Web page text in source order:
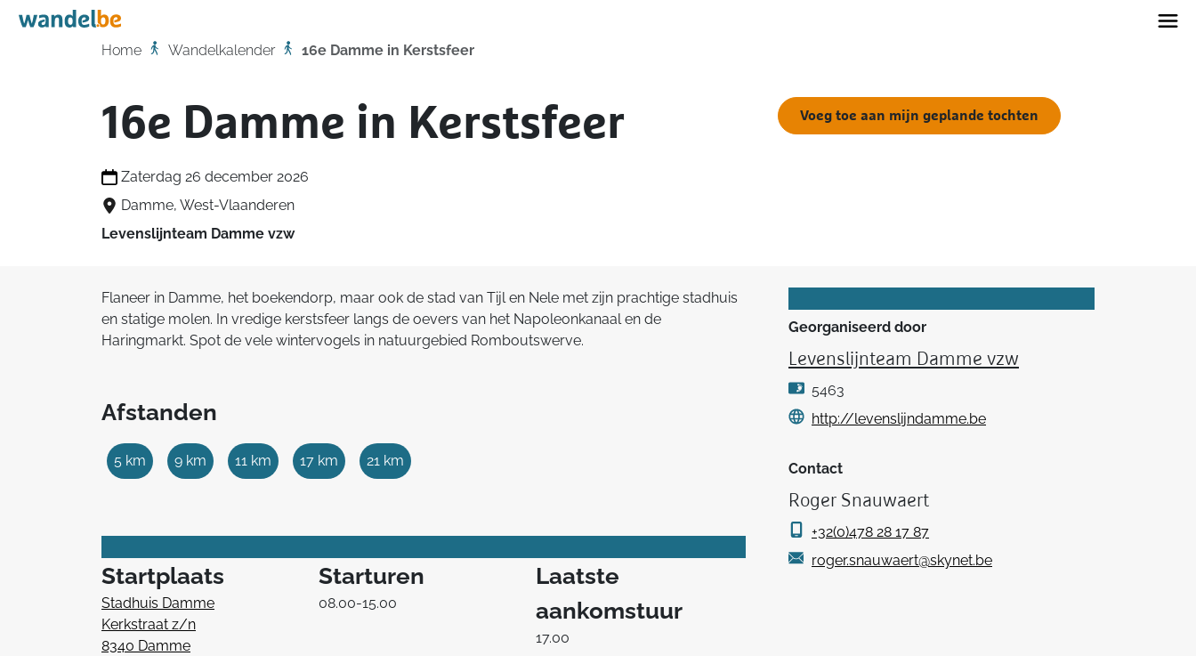
Home
Home Wandelkalender 16e Damme in Kerstsfeer
16e Damme in Kerstsfeer
Zaterdag 26 december 2026
Damme, West-Vlaanderen
Levenslijnteam Damme vzw
Voeg toe aan mijn geplande tochten
Flaneer in Damme, het boekendorp, maar ook de stad van Tijl en Nele met zijn prachtige stadhuis
en statige molen. In vredige kerstsfeer langs de oevers van het Napoleonkanaal en de
Haringmarkt. Spot de vele wintervogels in natuurgebied Romboutswerve.
Afstanden
5 km 9 km 11 km 17 km 21 km
Startplaats
Stadhuis Damme
Kerkstraat z/n
8340 Damme
Starturen
08.00-15.00
Laatste
aankomstuur
17.00
Georganiseerd door
Levenslijnteam Damme vzw
5463
http://levenslijndamme.be
Contact
Roger Snauwaert
+32(0)478 28 17 87
roger.snauwaert@skynet.be